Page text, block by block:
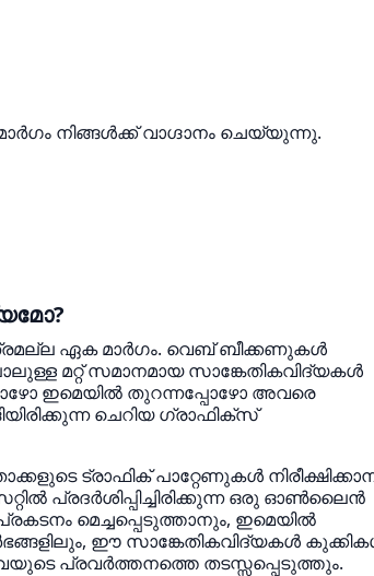
നിങ്ങൾക്ക് വാഗ്ദാനം ചെയ്യുന്നു.
ഏക മാർഗം. വെബ് ബീക്കണുകൾ
മറ്റ് സമാനമായ സാങ്കേതികവിദ്യകൾ
ഇമെയിൽ തുറന്നപ്പോഴോ അവരെ
ചെറിയ ഗ്രാഫിക്സ്
ട്രാഫിക് പാറ്റേണുകൾ
പ്രദർശിപ്പിച്ചിരിക്കുന്ന ഒരു ഓൺലൈൻ
മെച്ചപ്പെടുത്താനും, ഇമെയിൽ
ഈ സാങ്കേതികവിദ്യകൾ
പ്രവർത്തനത്തെ തടസ്സപ്പെടുത്തും.